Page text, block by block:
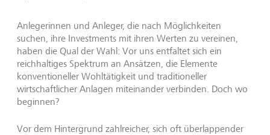
Anlegerinnen und Anleger, die nach Möglichkeiten
suchen, ihre Investments mit ihren Werten zu vereinen,
haben die Qual der Wahl: Vor uns entfaltet sich ein
reichhaltiges Spektrum an Ansätzen, die Elemente
konventioneller Wohltätigkeit und traditioneller
wirtschaftlicher Anlagen miteinander verbinden. Doch wo
beginnen?
Vor dem Hintergrund zahlreicher, sich oft überlappender